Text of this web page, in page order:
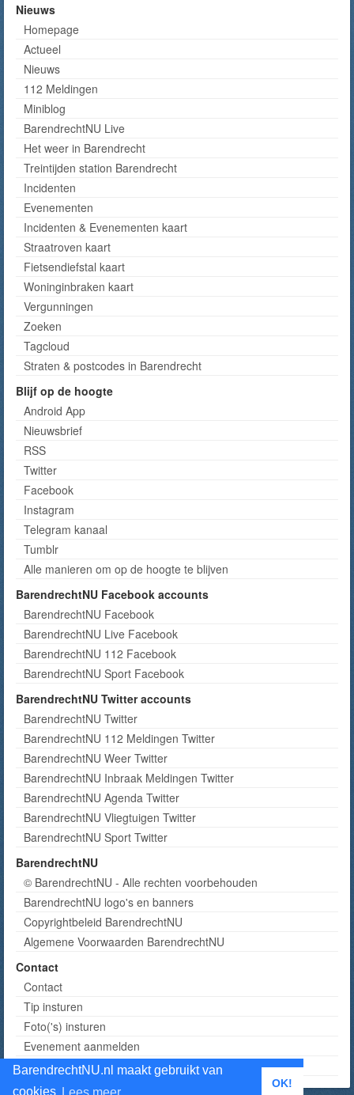
BarendrechtNU.nl maakt gebruikt van
cookies
Lees meer
OK!
Nieuws
Homepage
Actueel
Nieuws
112 Meldingen
Miniblog
BarendrechtNU Live
Het weer in Barendrecht
Treintijden station Barendrecht
Incidenten
Evenementen
Incidenten & Evenementen kaart
Straatroven kaart
Fietsendiefstal kaart
Woninginbraken kaart
Vergunningen
Zoeken
Tagcloud
Straten & postcodes in Barendrecht
Blijf op de hoogte
Android App
Nieuwsbrief
RSS
Twitter
Facebook
Instagram
Telegram kanaal
Tumblr
Alle manieren om op de hoogte te blijven
BarendrechtNU Facebook accounts
BarendrechtNU Facebook
BarendrechtNU Live Facebook
BarendrechtNU 112 Facebook
BarendrechtNU Sport Facebook
BarendrechtNU Twitter accounts
BarendrechtNU Twitter
BarendrechtNU 112 Meldingen Twitter
BarendrechtNU Weer Twitter
BarendrechtNU Inbraak Meldingen Twitter
BarendrechtNU Agenda Twitter
BarendrechtNU Vliegtuigen Twitter
BarendrechtNU Sport Twitter
BarendrechtNU
© BarendrechtNU - Alle rechten voorbehouden
BarendrechtNU logo's en banners
Copyrightbeleid BarendrechtNU
Algemene Voorwaarden BarendrechtNU
Contact
Contact
Tip insturen
Foto('s) insturen
Evenement aanmelden
Informatie aanvragen adverteren